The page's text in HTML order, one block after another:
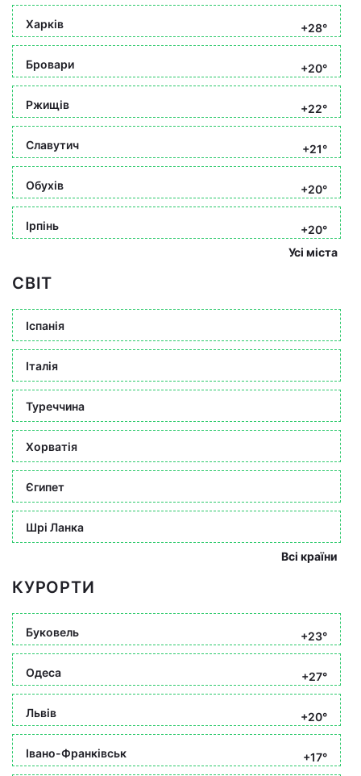
Харків +28°
Бровари +20°
Ржищів +22°
Славутич +21°
Обухів +20°
Ірпінь
+20°
Усі міста
СВІТ
Іспанія
Італія
Туреччина
Хорватія
Єгипет
Шрі Ланка
Всі країни
КУРОРТИ
Буковель +23°
Одеса +27°
Львів +20°
Івано-Франківськ +17°